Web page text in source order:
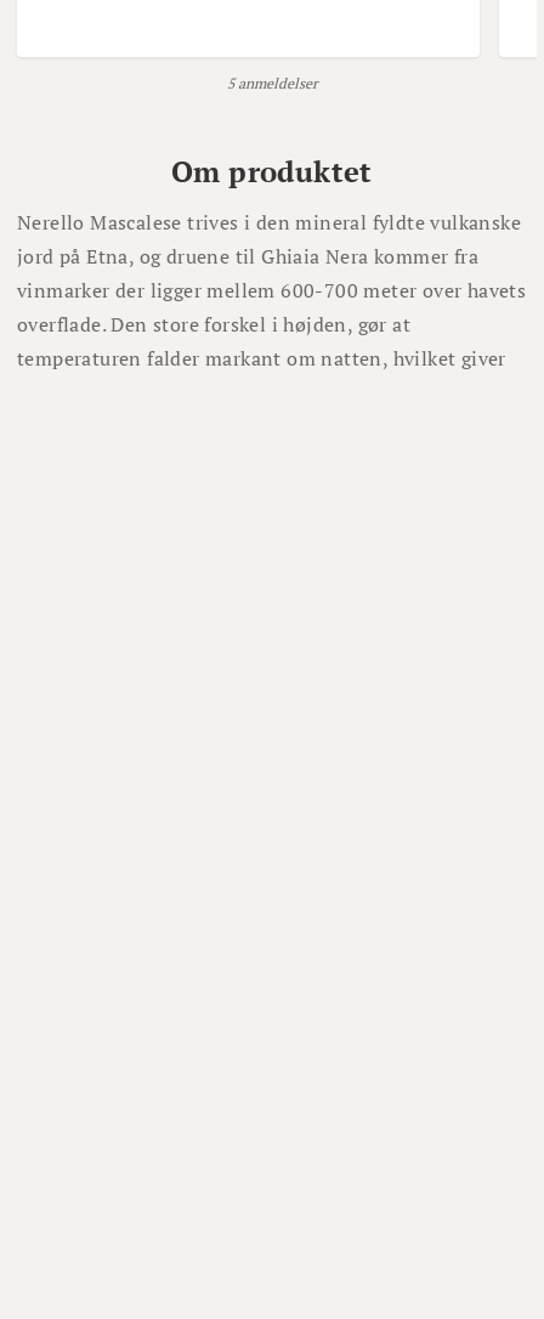
5 anmeldelser
Om produktet
Nerello Mascalese trives i den mineral fyldte vulkanske
jord på Etna, og druene til Ghiaia Nera kommer fra
vinmarker der ligger mellem 600-700 meter over havets
overflade. Den store forskel i højden, gør at
temperaturen falder markant om natten, hvilket giver